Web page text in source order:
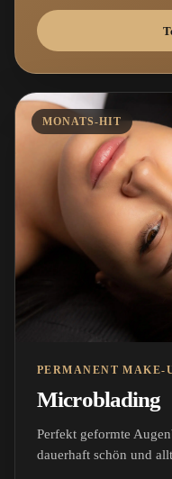
MONATS-HIT
PERMANENT MAKE-
Microblading
Perfekt geformte
dauerhaft schön und